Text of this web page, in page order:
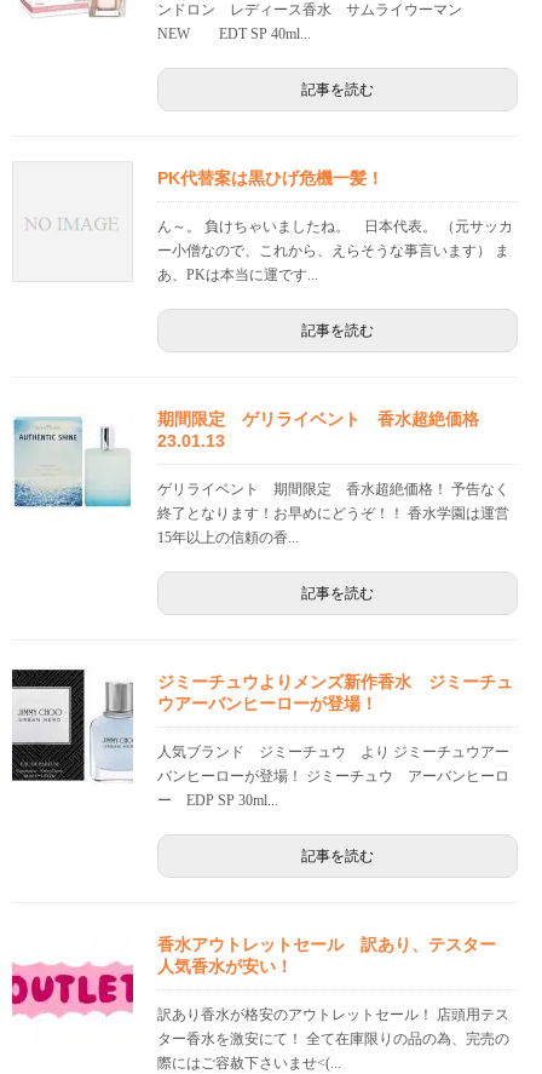
ンドロン レディース香水 サムライウーマン
NEW EDT SP 40ml...
記事を読む
PK代替案は黒ひげ危機一髪！
ん～。 負けちゃいましたね。 日本代表。 （元サッカ
ー小僧なので、これから、えらそうな事言います） ま
あ、PKは本当に運です...
記事を読む
期間限定 ゲリライベント 香水超絶価格
23.01.13
ゲリライベント 期間限定 香水超絶価格！ 予告なく
終了となります！お早めにどうぞ！！ 香水学園は運営
15年以上の信頼の香...
記事を読む
ジミーチュウよりメンズ新作香水 ジミーチュ
ウアーバンヒーローが登場！
人気ブランド ジミーチュウ より ジミーチュウアー
バンヒーローが登場！ ジミーチュウ アーバンヒーロ
ー EDP SP 30ml...
記事を読む
香水アウトレットセール 訳あり、テスター
人気香水が安い！
訳あり香水が格安のアウトレットセール！ 店頭用テス
ター香水を激安にて！ 全て在庫限りの品の為、完売の
際にはご容赦下さいませ<(...